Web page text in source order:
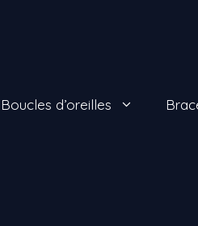
Boucles d’oreilles